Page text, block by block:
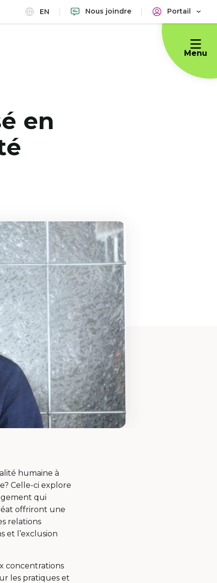
EN Nous joindre Portail
Menu
en
humaine à
Celle-ci explore
qui
offriront une
relations
et l’exclusion
concentrations
les pratiques et